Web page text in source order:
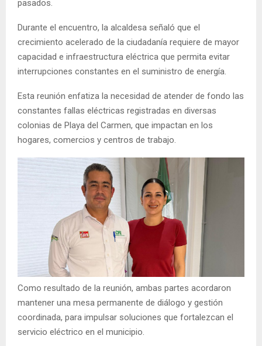
pasados.
Durante el encuentro, la alcaldesa señaló que el
crecimiento acelerado de la ciudadanía requiere de mayor
capacidad e infraestructura eléctrica que permita evitar
interrupciones constantes en el suministro de energía.
Esta reunión enfatiza la necesidad de atender de fondo las
constantes fallas eléctricas registradas en diversas
colonias de Playa del Carmen, que impactan en los
hogares, comercios y centros de trabajo.
Como resultado de la reunión, ambas partes acordaron
mantener una mesa permanente de diálogo y gestión
coordinada, para impulsar soluciones que fortalezcan el
servicio eléctrico en el municipio.